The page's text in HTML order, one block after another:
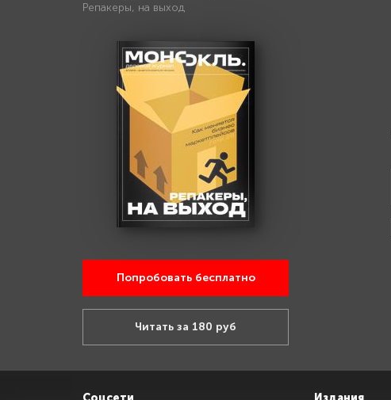
Репакеры, на выход
Попробовать бесплатно
Читать за 180 руб